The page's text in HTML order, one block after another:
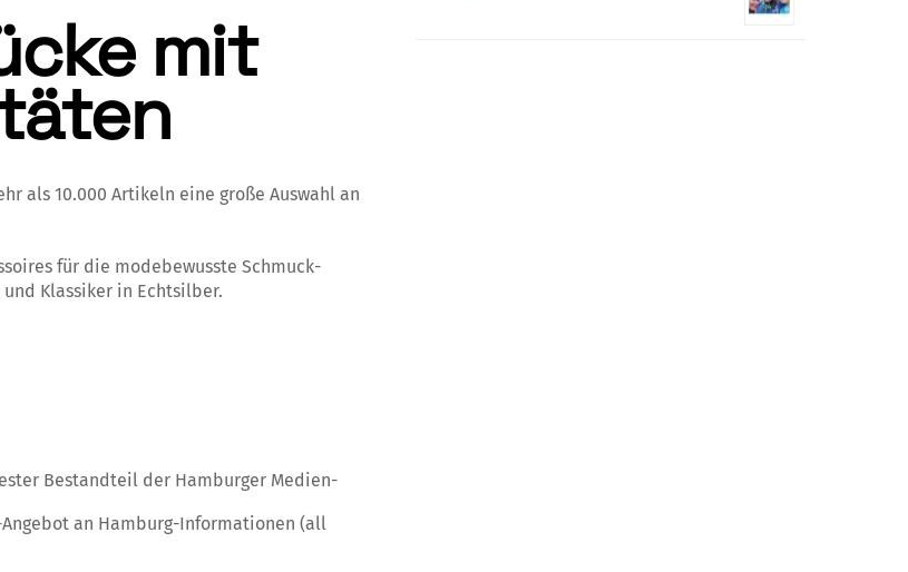
mit
als 10.000 Artikeln eine große Auswahl an
für die modebewusste Schmuck­
Klassiker in Echt­silber.
Bestandteil der Hamburger Medien-
an Hamburg-Informationen (all